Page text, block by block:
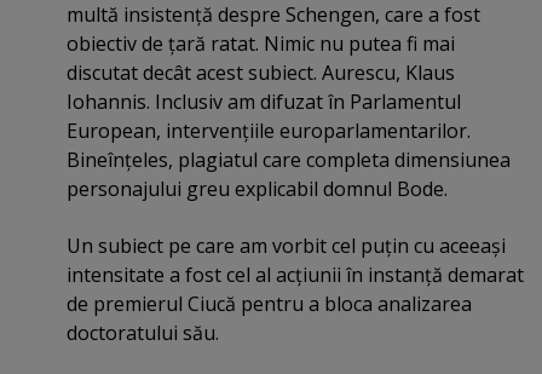
multă insistenţă despre Schengen, care a fost
obiectiv de ţară ratat. Nimic nu putea fi mai
discutat decât acest subiect. Aurescu, Klaus
Iohannis. Inclusiv am difuzat în Parlamentul
European, intervenţiile europarlamentarilor.
Bineînţeles, plagiatul care completa dimensiunea
personajului greu explicabil domnul Bode.
Un subiect pe care am vorbit cel puţin cu aceeaşi
intensitate a fost cel al acţiunii în instanţă demarat
de premierul Ciucă pentru a bloca analizarea
doctoratului său.